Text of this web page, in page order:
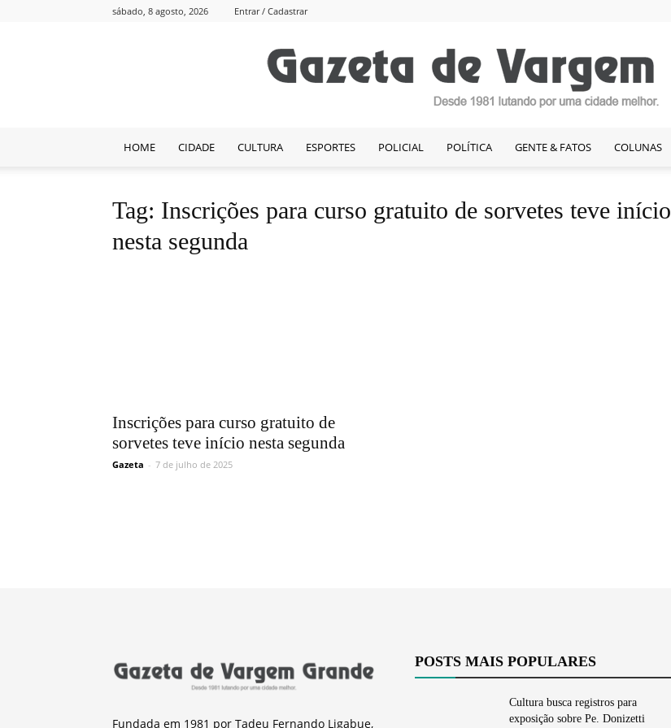
sábado, 8 agosto, 2026 Entrar / Cadastrar
HOME CIDADE CULTURA ESPORTES POLICIAL POLÍTICA GENTE & FATOS COLUNAS
Tag: Inscrições para curso gratuito de sorvetes teve início
nesta segunda
Inscrições para curso gratuito de
sorvetes teve início nesta segunda
Gazeta - 7 de julho de 2025
Fundada em 1981 por Tadeu Fernando Ligabue,
POSTS MAIS POPULARES
Cultura busca registros para
exposição sobre Pe. Donizetti